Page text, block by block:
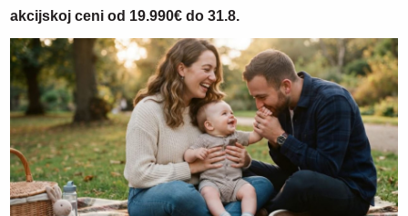
akcijskoj ceni od 19.990€ do 31.8.